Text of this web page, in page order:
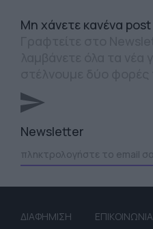
Mη χάνετε κανένα post
Newsletter
ΔΙΑΦΗΜΙΣΗ ΕΠΙΚΟΙΝΩΝΙΑ